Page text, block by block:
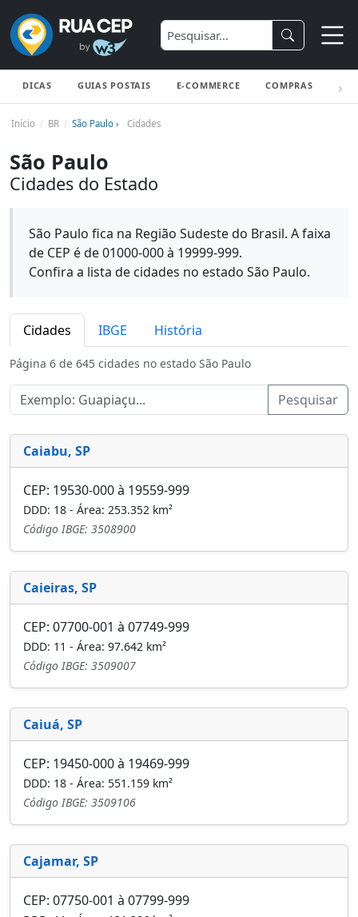
DICAS GUIAS POSTAIS E-COMMERCE COMPRAS
Início BR São Paulo › Cidades
São Paulo
Cidades do Estado
São Paulo fica na Região Sudeste do Brasil. A faixa
de CEP é de 01000-000 à 19999-999.
Confira a lista de cidades no estado São Paulo.
Cidades IBGE História
Página 6 de 645 cidades no estado São Paulo
Pesquisar
Caiabu, SP
CEP: 19530-000 à 19559-999
DDD: 18 - Área: 253.352 km²
Código IBGE: 3508900
Caieiras, SP
CEP: 07700-001 à 07749-999
DDD: 11 - Área: 97.642 km²
Código IBGE: 3509007
Caiuá, SP
CEP: 19450-000 à 19469-999
DDD: 18 - Área: 551.159 km²
Código IBGE: 3509106
Cajamar, SP
CEP: 07750-001 à 07799-999